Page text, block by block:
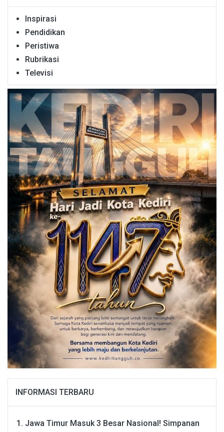
Inspirasi
Pendidikan
Peristiwa
Rubrikasi
Televisi
INFORMASI TERBARU
Jawa Timur Masuk 3 Besar Nasional! Simpanan